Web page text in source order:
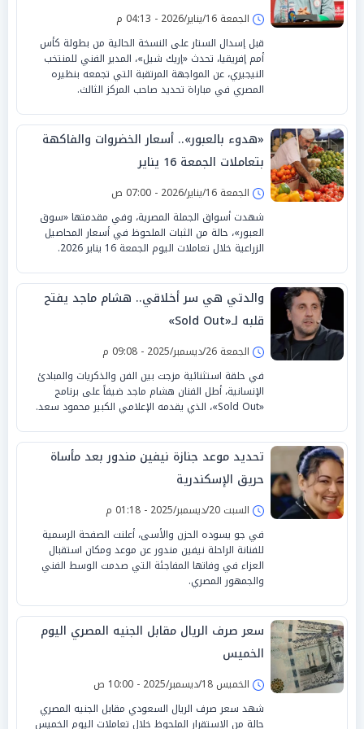
الجمعة 16/يناير/2026 - 04:13 م
قبل إسدال الستار على النسخة الحالية من بطولة كأس
أمم إفريقيا، تحدث «إريك شيل»، المدير الفني للمنتخب
النيجيري، عن المواجهة المرتقبة التي تجمعه بنظيره
المصري في مباراة تحديد صاحب المركز الثالث.
«هدوء بالعبور».. أسعار الخضروات والفاكهة
بتعاملات الجمعة 16 يناير
الجمعة 16/يناير/2026 - 07:00 ص
شهدت أسواق الجملة المصرية، وفي مقدمتها «سوق
العبور»، حالة من الثبات الملحوظ في أسعار المحاصيل
الزراعية خلال تعاملات اليوم الجمعة 16 يناير 2026.
والدتي هي سر أخلاقي.. هشام ماجد يفتح
قلبه لـ«Sold Out»
الجمعة 26/ديسمبر/2025 - 09:08 م
في حلقة استثنائية مزجت بين الفن والذكريات والمبادئ
الإنسانية، أطل الفنان هشام ماجد ضيفاً على برنامج
«Sold Out»، الذي يقدمه الإعلامي الكبير محمود سعد.
تحديد موعد جنازة نيفين مندور بعد مأساة
حريق الإسكندرية
السبت 20/ديسمبر/2025 - 01:18 م
في جو يسوده الحزن والأسى، أعلنت الصفحة الرسمية
للفنانة الراحلة نيفين مندور عن موعد ومكان استقبال
العزاء في وفاتها المفاجئة التي صدمت الوسط الفني
والجمهور المصري.
سعر صرف الريال مقابل الجنيه المصري اليوم
الخميس
الخميس 18/ديسمبر/2025 - 10:00 ص
شهد سعر صرف الريال السعودي مقابل الجنيه المصري
حالة من الاستقرار الملحوظ خلال تعاملات اليوم الخميس